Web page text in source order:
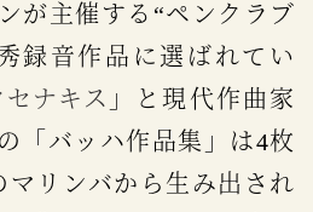
が主催する“ペンクラブ
録音作品に選ばれてい
ナキス 」と現代作曲家
「バッハ作品集」は4枚
マリンバから生み出され